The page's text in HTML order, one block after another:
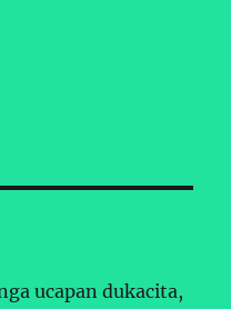
ucapan dukacita,